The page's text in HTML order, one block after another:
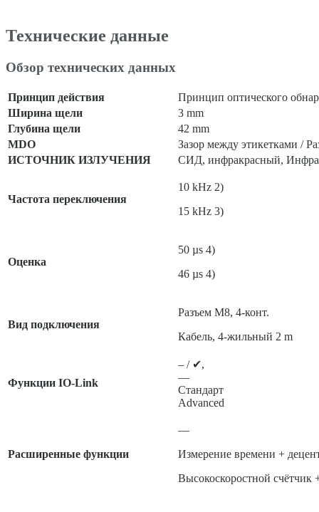
Технические данные
Обзор технических данных
Принцип действия
Принцип оптического
Ширина щели
3 mm
Глубина щели
42 mm
MDO
Зазор между этикетками /
ИСТОЧНИК ИЗЛУЧЕНИЯ
СИД, инфракрасный,
Частота переключения
10 kHz 2)
15 kHz 3)
Оценка
50 µs 4)
46 µs 4)
Вид подключения
Разъем M8, 4-конт.
Кабель, 4-жильный 2 m
Функции IO-Link
– / ✔,
—
Стандарт
Advanced
Расширенные функции
—
Измерение времени +
Высокоскоростной счётчик